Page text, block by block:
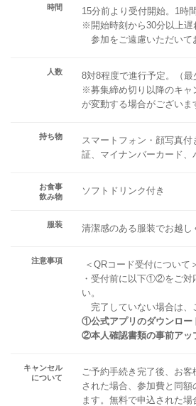
時間
15分前より受付開始。1時
※開始時刻から30分以上遅
参加をご遠慮いただいて
人数
8対8程度で進行予定。（最
※募集締め切り以降のキャ
が変動する場合がございま
持ち物
スマートフォン・顔写真
証、マイナンバーカード、
お食事
飲み物
ソフトドリンク付き
服装 清潔感のある服装でお越し
注意事項
＜QRコード受付について
・受付前に以下①②をご対
い。
完了していない場合は、
①公式アプリのダウンロー
②本人確認書類の事前アッ
キャンセル
について
ご予約手続き完了後、お
された場合、参加費と同額
ます。無料で申込された